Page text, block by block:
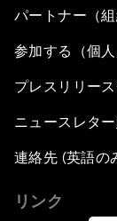
パートナー（
参加する（個人
プレスリリー
ニュースレタ
連絡先 (英語の
リンク